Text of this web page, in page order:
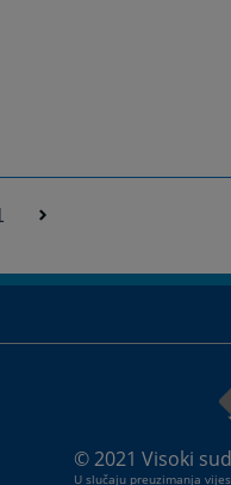
© 2021 Visoki
U slučaju preuzimanja